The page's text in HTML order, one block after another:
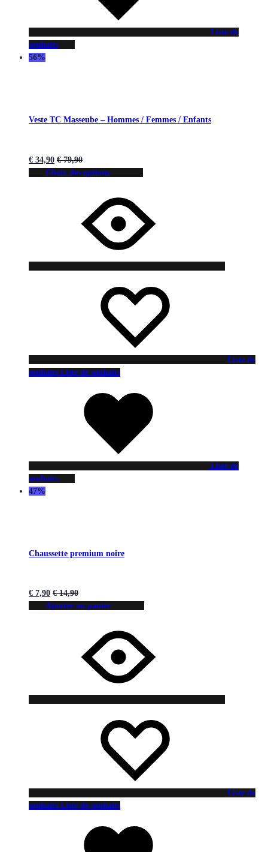
Liste de
souhaits
56%
Veste TC Masseube – Hommes / Femmes / Enfants
€ 34,90 €79,90
Choix des options
Liste de
souhaits Liste de souhaits
Liste de
souhaits
47%
Chaussette premium noire
€ 7,90 €14,90
Ajouter au panier
Liste de
souhaits Liste de souhaits